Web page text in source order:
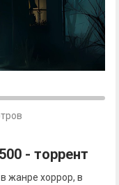
- торрент
жанре хоррор, в